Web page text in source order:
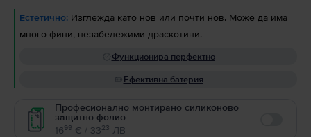
Естетично: Изглежда като нов или почти нов. Може да има
много фини, незабележими драскотини.
Функционира перфектно
Ефективна батерия
Професионално монтирано силиконово
защитно фолио
1699 € / 3323 ЛВ